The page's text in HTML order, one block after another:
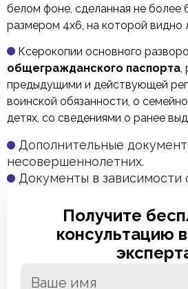
белом фоне, сделанная не более
размером 4х6, на которой видно
Ксерокопии основного
общегражданского паспорта,
предыдущими и действующей
воинской обязанности, о
детях, со сведениями о ранее
Дополнительные
несовершеннолетних.
Документы в зависимости
Получите
консультацию